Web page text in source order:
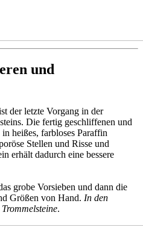
und
der letzte Vorgang in der
Die fertig geschliffenen und
heißes, farbloses Paraffin
Stellen und Risse und
erhält dadurch eine bessere
grobe Vorsieben und dann die
Größen von Hand. In den
.